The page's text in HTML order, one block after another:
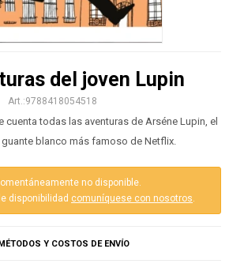
del joven Lupin
9788418054518
cuenta todas las aventuras de Arséne Lupin, el
blanco más famoso de Netflix.
no disponible.
disponibilidad comuníquese con nosotros.
MÉTODOS Y COSTOS DE ENVÍO